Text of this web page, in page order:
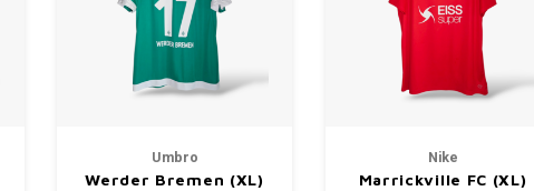
Umbro
Werder Bremen (XL)
Nike
Marrickville FC (XL)